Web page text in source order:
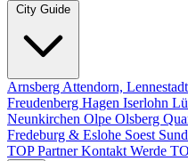
City Guide
Arnsberg Attendorn,
Freudenberg Hagen Iserlohn
Neunkirchen Olpe Olsberg
Fredeburg & Eslohe Soest
TOP PartnerKontakt Werde